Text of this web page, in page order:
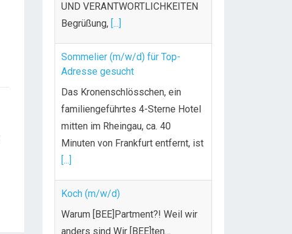
UND VERANTWORTLICHKEITEN
Begrüßung, [...]
Sommelier (m/w/d) für Top-
Adresse gesucht
Das Kronenschlösschen, ein
familiengeführtes 4-Sterne Hotel
mitten im Rheingau, ca. 40
Minuten von Frankfurt entfernt, ist
[...]
Koch (m/w/d)
Warum [BEE]Partment?! Weil wir
anders sind Wir [BEE]ten…